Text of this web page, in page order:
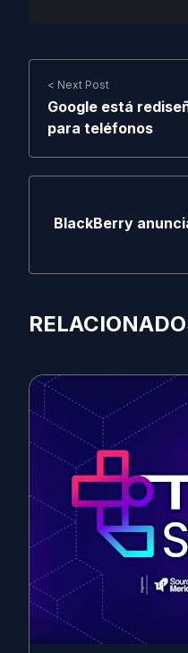
< Next Post
Google está
para teléfonos
BlackBerry